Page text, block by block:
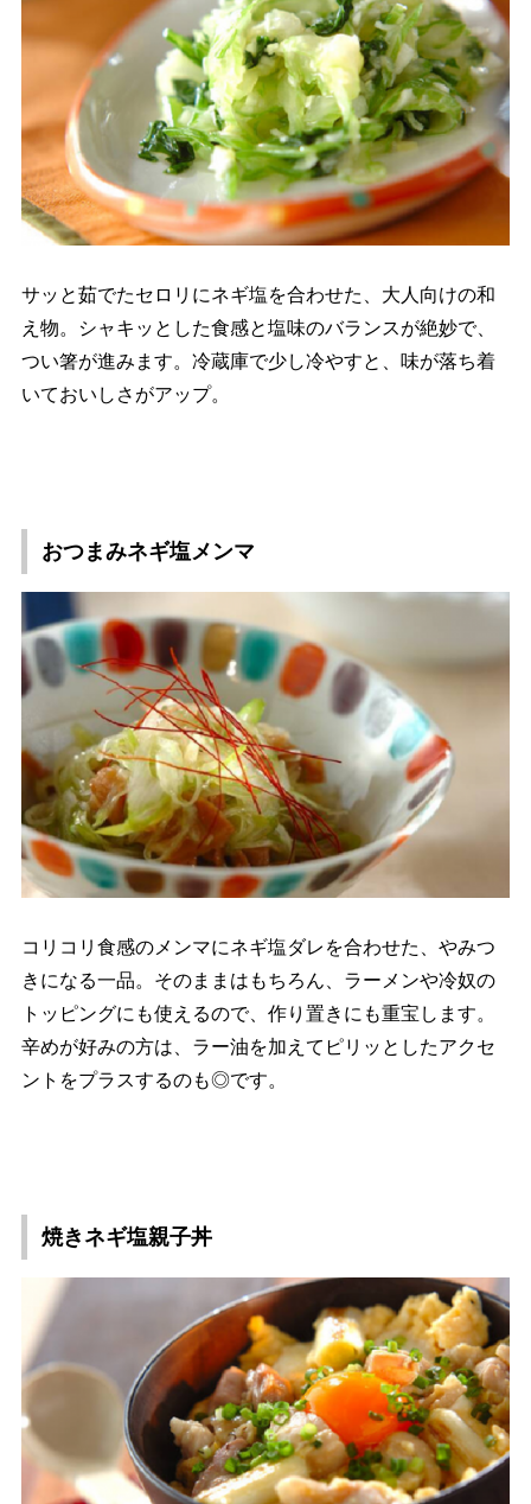
サッと茹でたセロリにネギ塩を合わせた、大人向けの和
え物。シャキッとした食感と塩味のバランスが絶妙で、
つい箸が進みます。冷蔵庫で少し冷やすと、味が落ち着
いておいしさがアップ。
おつまみネギ塩メンマ
コリコリ食感のメンマにネギ塩ダレを合わせた、やみつ
きになる一品。そのままはもちろん、ラーメンや冷奴の
トッピングにも使えるので、作り置きにも重宝します。
辛めが好みの方は、ラー油を加えてピリッとしたアクセ
ントをプラスするのも◎です。
焼きネギ塩親子丼